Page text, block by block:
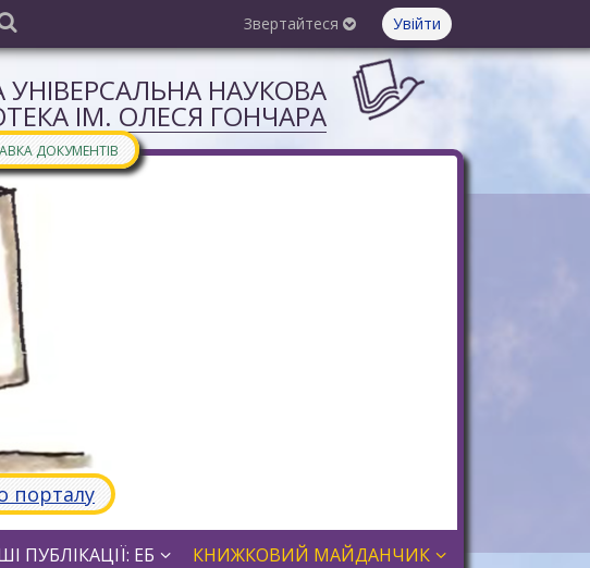
Звертайтеся Увійти
УНІВЕРСАЛЬНА НАУКОВА
ІМ. ОЛЕСЯ ГОНЧАРА
ДОКУМЕНТІВ
порталу
ПУБЛІКАЦІЇ: ЕБ КНИЖКОВИЙ МАЙДАНЧИК